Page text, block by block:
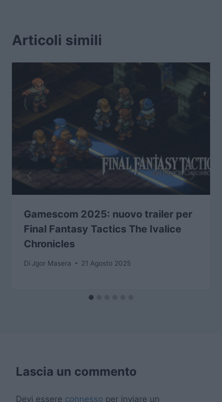
Articoli simili
Gamescom 2025: nuovo trailer per
Final Fantasy Tactics The Ivalice
Chronicles
Di Jgor Masera 21 Agosto 2025
Lascia un commento
Devi essere connesso per inviare un